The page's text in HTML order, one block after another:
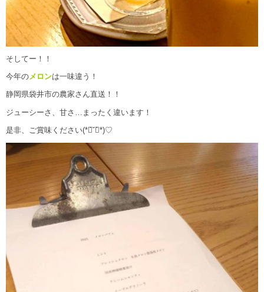
そしてー！！
今年のメロンは一味違う！
静岡県袋井市の農家さん直送！！
ジューシーさ、甘さ…まったく違います！
是非、ご賞味ください(*ฅ́˘ฅ̀*)♡